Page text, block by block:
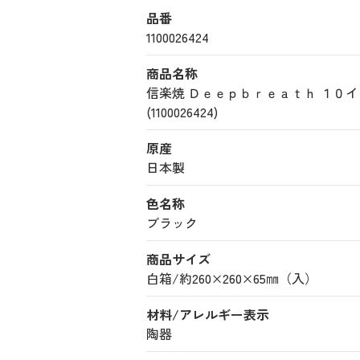
品番
1100026424
商品名称
信楽焼 Ｄｅｅｐｂｒｅａｔｈ １０
(1100026424)
原産
日本製
色名称
ブラック
商品サイズ
白箱/約260×260×65㎜（入）
材料/アレルギー表示
陶器